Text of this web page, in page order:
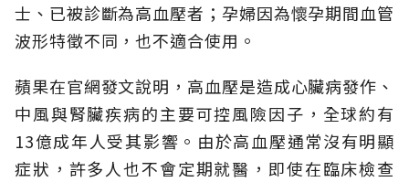
士、已被診斷為高血壓者；孕婦因為懷孕期間血管
波形特徵不同，也不適合使用。
蘋果在官網發文說明，高血壓是造成心臟病發作、
中風與腎臟疾病的主要可控風險因子，全球約有
13億成年人受其影響。由於高血壓通常沒有明顯
症狀，許多人也不會定期就醫，即使在臨床檢查